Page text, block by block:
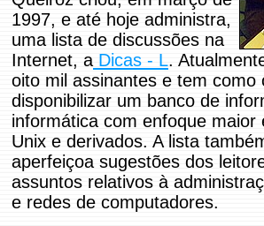
1997, e até hoje administra,
uma lista de discussões na
Internet, a Dicas - L.
oito mil assinantes e tem como
disponibilizar um banco de
informática com enfoque maior
Unix e derivados. A lista
aperfeiçoa sugestões dos
assuntos relativos à
e redes de computadores.